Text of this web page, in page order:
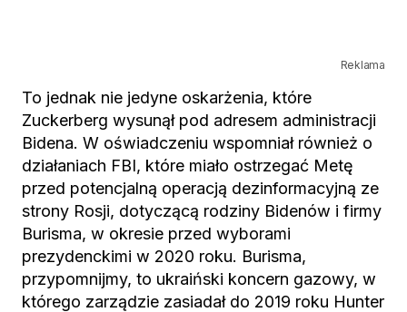
Reklama
To jednak nie jedyne oskarżenia, które
Zuckerberg wysunął pod adresem administracji
Bidena. W oświadczeniu wspomniał również o
działaniach FBI, które miało ostrzegać Metę
przed potencjalną operacją dezinformacyjną ze
strony Rosji, dotyczącą rodziny Bidenów i firmy
Burisma, w okresie przed wyborami
prezydenckimi w 2020 roku. Burisma,
przypomnijmy, to ukraiński koncern gazowy, w
którego zarządzie zasiadał do 2019 roku Hunter